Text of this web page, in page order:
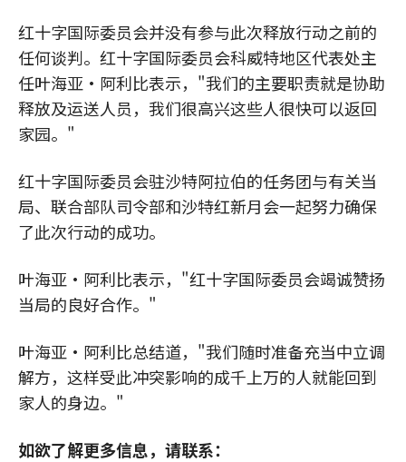
红十字国际委员会并没有参与此次释放行动之前的
任何谈判。红十字国际委员会科威特地区代表处主
任叶海亚·阿利比表示，"我们的主要职责就是协助
释放及运送人员，我们很高兴这些人很快可以返回
家园。"
红十字国际委员会驻沙特阿拉伯的任务团与有关当
局、联合部队司令部和沙特红新月会一起努力确保
了此次行动的成功。
叶海亚·阿利比表示，"红十字国际委员会竭诚赞扬
当局的良好合作。"
叶海亚·阿利比总结道，"我们随时准备充当中立调
解方，这样受此冲突影响的成千上万的人就能回到
家人的身边。"
如欲了解更多信息，请联系：